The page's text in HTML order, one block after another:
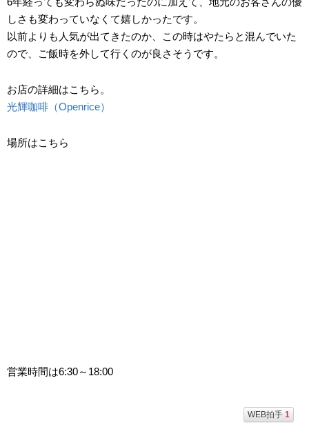
しさも変わっていなくて嬉しかったです。
以前よりも人気が出てきたのか、この時はやたらと混んでいた
ので、ご飯時を外して行くのが良さそうです。
お店の詳細はこちら。
光輝咖啡（Openrice）
場所はこちら
営業時間は6:30～18:00
WEB拍手 1